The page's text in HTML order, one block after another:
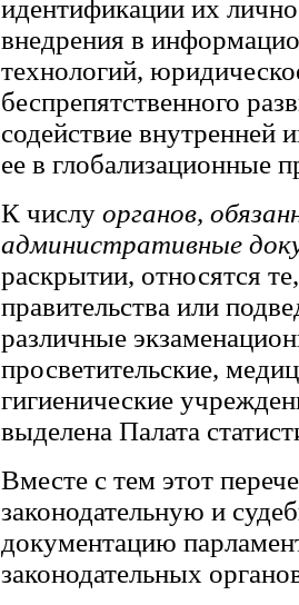
идентификации их
внедрения в
технологий,
беспрепятственного
содействие внутренней
ее в глобализационные
К числу органов,
административные
раскрытии, относятся
правительства или
различные
просветительские,
гигиенические
выделена Палата
Вместе с тем этот
законодательную и
документацию
законодательных